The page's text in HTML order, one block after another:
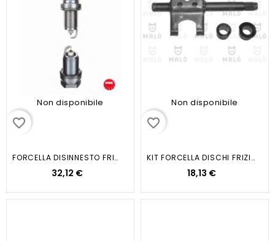
Non disponibile
favorite_border
FORCELLA DISINNESTO FRIZIONE...
32,12 €
Non disponibile
favorite_border
KIT FORCELLA DISCHI FRIZIONE...
18,13 €